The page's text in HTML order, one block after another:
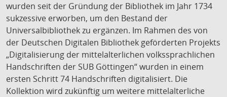
wurden seit der Gründung der Bibliothek im Jahr 1734
sukzessive erworben, um den Bestand der
Universalbibliothek zu ergänzen. Im Rahmen des von
der Deutschen Digitalen Bibliothek geförderten Projekts
„Digitalisierung der mittelalterlichen volkssprachlichen
Handschriften der SUB Göttingen“ wurden in einem
ersten Schritt 74 Handschriften digitalisiert. Die
Kollektion wird zukünftig um weitere mittelalterliche